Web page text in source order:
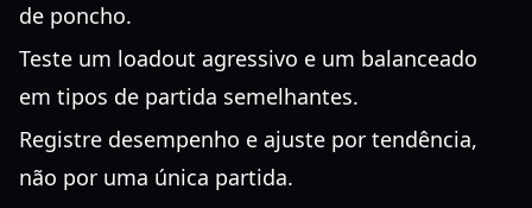
de poncho.
Teste um loadout agressivo e um balanceado
em tipos de partida semelhantes.
Registre desempenho e ajuste por tendência,
não por uma única partida.